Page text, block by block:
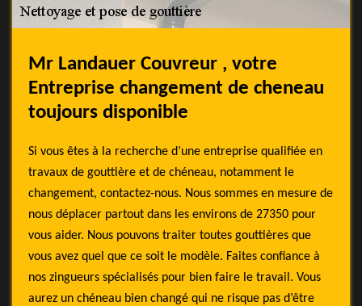
Mr Landauer Couvreur , votre
Entreprise changement de cheneau
toujours disponible
Si vous êtes à la recherche d’une entreprise qualifiée en
travaux de gouttière et de chéneau, notamment le
changement, contactez-nous. Nous sommes en mesure de
nous déplacer partout dans les environs de 27350 pour
vous aider. Nous pouvons traiter toutes gouttières que
vous avez quel que ce soit le modèle. Faites confiance à
nos zingueurs spécialisés pour bien faire le travail. Vous
aurez un chéneau bien changé qui ne risque pas d’être